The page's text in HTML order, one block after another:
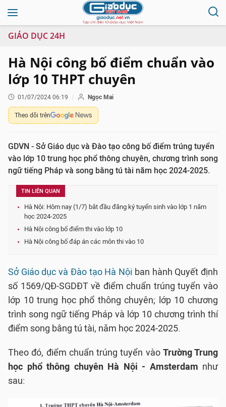
GIÁO DỤC 24H
Hà Nội công bố điểm chuẩn vào
lớp 10 THPT chuyên
01/07/2024 06:19 Ngọc Mai
Theo dõi trên
GDVN - Sở Giáo dục và Đào tạo công bố điểm trúng tuyển
vào lớp 10 trung học phổ thông chuyên, chương trình song
ngữ tiếng Pháp và song bằng tú tài năm học 2024-2025.
TIN LIÊN QUAN
Hà Nội: Hôm nay (1/7) bắt đầu đăng ký tuyển sinh vào lớp 1 năm
học 2024-2025
Hà Nội công bố điểm thi vào lớp 10
Hà Nội công bố đáp án các môn thi vào 10
Sở Giáo dục và Đào tạo Hà Nội ban hành Quyết định
số 1569/QĐ-SGDĐT về điểm chuẩn trúng tuyển vào
lớp 10 trung học phổ thông chuyên; lớp 10 chương
trình song ngữ tiếng Pháp và lớp 10 chương trình thí
điểm song bằng tú tài, năm học 2024-2025.
Theo đó, điểm chuẩn trúng tuyển vào Trường Trung
học phổ thông chuyên Hà Nội - Amsterdam như
sau: